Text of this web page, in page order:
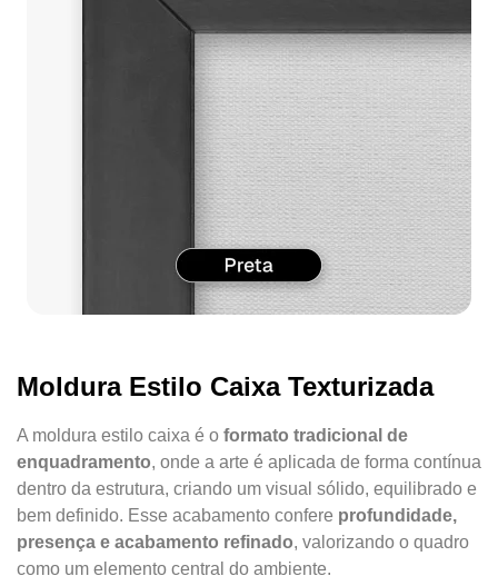
Moldura Estilo Caixa Texturizada
A moldura estilo caixa é o formato tradicional de
enquadramento, onde a arte é aplicada de forma contínua
dentro da estrutura, criando um visual sólido, equilibrado e
bem definido. Esse acabamento confere profundidade,
presença e acabamento refinado, valorizando o quadro
como um elemento central do ambiente.